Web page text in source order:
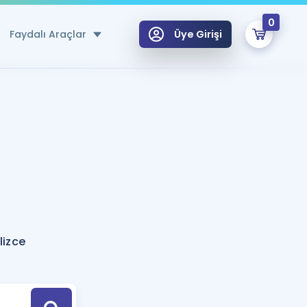
Faydalı Araçlar
Hesaplama Aracı
için Öneriler
Tek Takvimde
Üye Girişi
0